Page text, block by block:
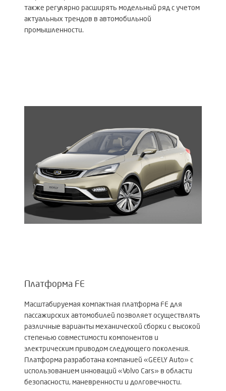
также регулярно расширять модельный ряд с учетом
актуальных трендов в автомобильной
промышленности.
Платформа FE
Масштабируемая компактная платформа FE для
пассажирских автомобилей позволяет осуществлять
различные варианты механической сборки с высокой
степенью совместимости компонентов и
электрическим приводом следующего поколения.
Платформа разработана компанией «GEELY Auto» с
использованием инноваций «Volvo Cars» в области
безопасности, маневренности и долговечности.